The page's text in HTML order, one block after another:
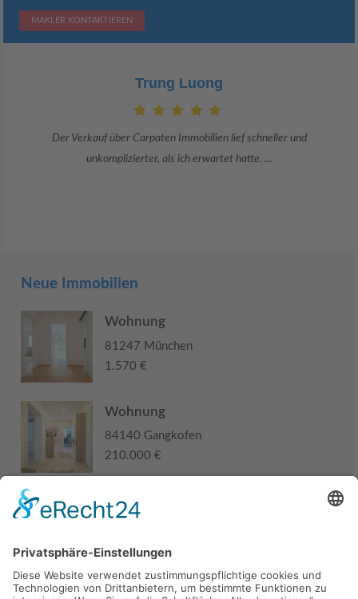
MAKLER KONTAKTIEREN
Carpaten Immobilien lief schneller und
als ich erwartet hatte. ...
Danke an Carpaten
Neue Immobilien
Wohnung
81247 München
1.570 €
Wohnung
84140 Gangkofen
210.000 €
Haus
285.000 €